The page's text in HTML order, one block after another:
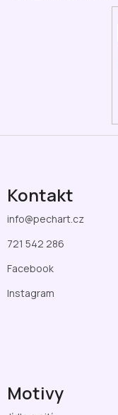
Kontakt
info@pechart.cz
721 542 286
Facebook
Instagram
Motivy